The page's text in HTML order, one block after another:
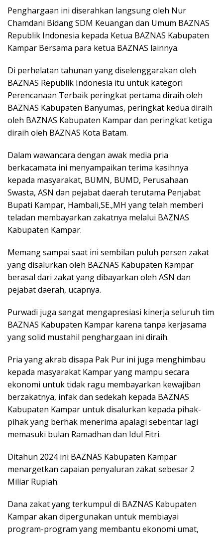
Penghargaan ini diserahkan langsung oleh Nur
Chamdani Bidang SDM Keuangan dan Umum BAZNAS
Republik Indonesia kepada Ketua BAZNAS Kabupaten
Kampar Bersama para ketua BAZNAS lainnya.
Di perhelatan tahunan yang diselenggarakan oleh
BAZNAS Republik Indonesia itu untuk kategori
Perencanaan Terbaik peringkat pertama diraih oleh
BAZNAS Kabupaten Banyumas, peringkat kedua diraih
oleh BAZNAS Kabupaten Kampar dan peringkat ketiga
diraih oleh BAZNAS Kota Batam.
Dalam wawancara dengan awak media pria
berkacamata ini menyampaikan terima kasihnya
kepada masyarakat, BUMN, BUMD, Perusahaan
Swasta, ASN dan pejabat daerah terutama Penjabat
Bupati Kampar, Hambali,SE.,MH yang telah memberi
teladan membayarkan zakatnya melalui BAZNAS
Kabupaten Kampar.
Memang sampai saat ini sembilan puluh persen zakat
yang disalurkan oleh BAZNAS Kabupaten Kampar
berasal dari zakat yang dibayarkan oleh ASN dan
pejabat daerah, ucapnya.
Purwadi juga sangat mengapresiasi kinerja seluruh tim
BAZNAS Kabupaten Kampar karena tanpa kerjasama
yang solid mustahil penghargaan ini diraih.
Pria yang akrab disapa Pak Pur ini juga menghimbau
kepada masyarakat Kampar yang mampu secara
ekonomi untuk tidak ragu membayarkan kewajiban
berzakatnya, infak dan sedekah kepada BAZNAS
Kabupaten Kampar untuk disalurkan kepada pihak-
pihak yang berhak menerima apalagi sebentar lagi
memasuki bulan Ramadhan dan Idul Fitri.
Ditahun 2024 ini BAZNAS Kabupaten Kampar
menargetkan capaian penyaluran zakat sebesar 2
Miliar Rupiah.
Dana zakat yang terkumpul di BAZNAS Kabupaten
Kampar akan dipergunakan untuk membiayai
program-program yang membantu ekonomi umat,